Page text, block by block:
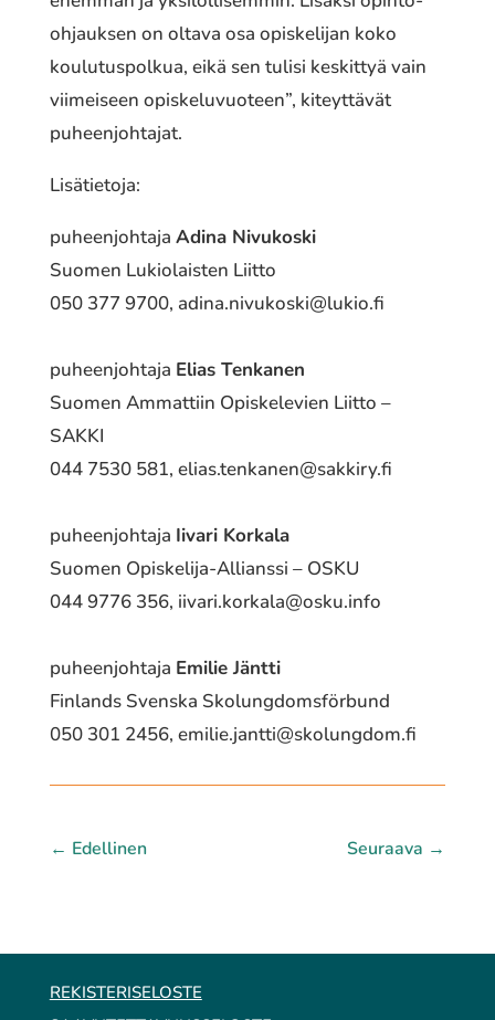
ohjauksen on oltava osa opiskelijan koko
koulutuspolkua, eikä sen tulisi keskittyä vain
viimeiseen opiskeluvuoteen”, kiteyttävät
puheenjohtajat.
Lisätietoja:
puheenjohtaja Adina Nivukoski
Suomen Lukiolaisten Liitto
050 377 9700, adina.nivukoski@lukio.fi
puheenjohtaja Elias Tenkanen
Suomen Ammattiin Opiskelevien Liitto –
SAKKI
044 7530 581, elias.tenkanen@sakkiry.fi
puheenjohtaja Iivari Korkala
Suomen Opiskelija-Allianssi – OSKU
044 9776 356, iivari.korkala@osku.info
puheenjohtaja Emilie Jäntti
Finlands Svenska Skolungdomsförbund
050 301 2456, emilie.jantti@skolungdom.fi
← Edellinen Seuraava →
REKISTERISELOSTE